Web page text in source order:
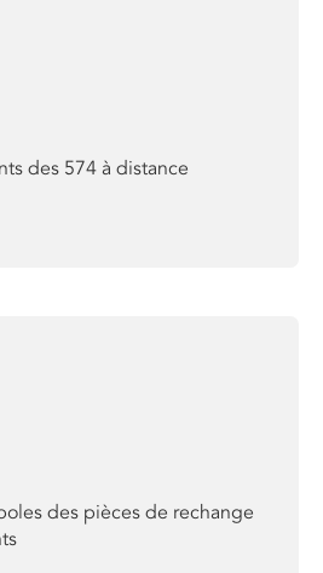
des 574 à distance
des pièces de rechange